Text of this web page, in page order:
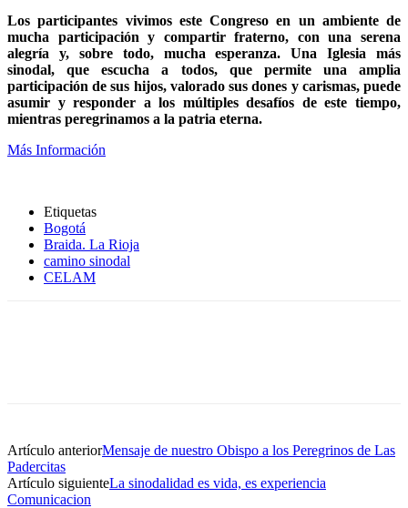
Los participantes vivimos este Congreso en un ambiente de
mucha participación y compartir fraterno, con una serena
alegría y, sobre todo, mucha esperanza. Una Iglesia más
sinodal, que escucha a todos, que permite una amplia
participación de sus hijos, valorado sus dones y carismas, puede
asumir y responder a los múltiples desafíos de este tiempo,
mientras peregrinamos a la patria eterna.
Más Información
Etiquetas
Bogotá
Braida. La Rioja
camino sinodal
CELAM
Artículo anteriorMensaje de nuestro Obispo a los Peregrinos de Las
Padercitas
Artículo siguienteLa sinodalidad es vida, es experiencia
Comunicacion